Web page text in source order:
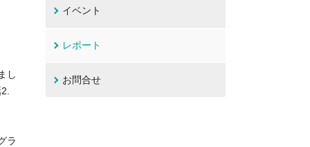
し
ラ
イベント
レポート
お問合せ